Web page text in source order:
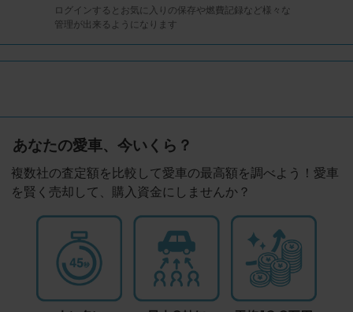
ログインするとお気に入りの保存や燃費記録など様々な
管理が出来るようになります
あなたの愛車、今いくら？
複数社の査定額を比較して愛車の最高額を調べよう！愛車
を賢く売却して、購入資金にしませんか？